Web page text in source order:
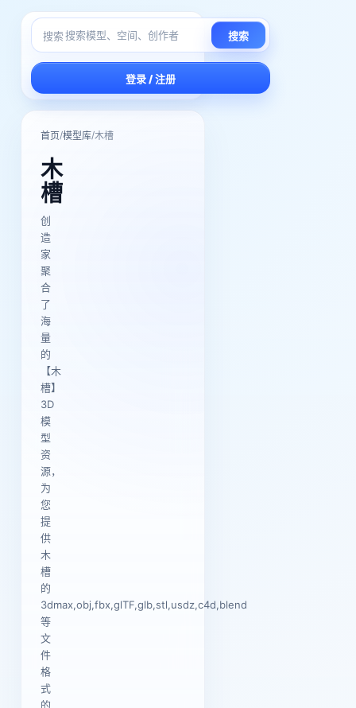
搜索 搜索
登录 / 注册
首页/模型库/木槽
木
槽
创
造
家
聚
合
了
海
量
的
【木
槽】
3D
模
型
资
源，
为
您
提
供
木
槽
的
3dmax,obj,fbx,glTF,glb,stl,usdz,c4d,blend
等
文
件
格
式
的